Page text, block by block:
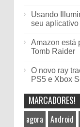
Usando
seu aplicativo
Amazon está
Tomb Raider
O novo ray
PS5 e Xbox
MARCADORES!
agora Android